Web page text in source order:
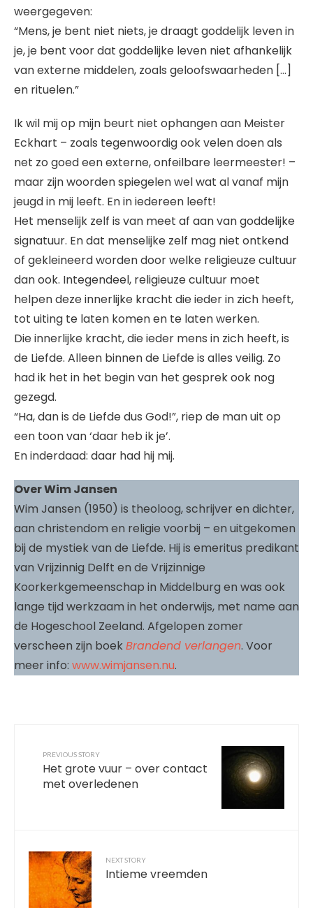
weergegeven:
“Mens, je bent niet niets, je draagt goddelijk leven in
je, je bent voor dat goddelijke leven niet afhankelijk
van externe middelen, zoals geloofswaarheden […]
en rituelen.”
Ik wil mij op mijn beurt niet ophangen aan Meister
Eckhart – zoals tegenwoordig ook velen doen als
net zo goed een externe, onfeilbare leermeester! –
maar zijn woorden spiegelen wel wat al vanaf mijn
jeugd in mij leeft. En in iedereen leeft!
Het menselijk zelf is van meet af aan van goddelijke
signatuur. En dat menselijke zelf mag niet ontkend
of gekleineerd worden door welke religieuze cultuur
dan ook. Integendeel, religieuze cultuur moet
helpen deze innerlijke kracht die ieder in zich heeft,
tot uiting te laten komen en te laten werken.
Die innerlijke kracht, die ieder mens in zich heeft, is
de Liefde. Alleen binnen de Liefde is alles veilig. Zo
had ik het in het begin van het gesprek ook nog
gezegd.
“Ha, dan is de Liefde dus God!”, riep de man uit op
een toon van ‘daar heb ik je’.
En inderdaad: daar had hij mij.
Over Wim Jansen
Wim Jansen (1950) is theoloog, schrijver en dichter,
aan christendom en religie voorbij – en uitgekomen
bij de mystiek van de Liefde. Hij is emeritus predikant
van Vrijzinnig Delft en de Vrijzinnige
Koorkerkgemeenschap in Middelburg en was ook
lange tijd werkzaam in het onderwijs, met name aan
de Hogeschool Zeeland. Afgelopen zomer
verscheen zijn boekBrandend verlangen. Voor
meer info: www.wimjansen.nu.
PREVIOUS STORY
Het grote vuur – over contact
met overledenen
NEXT STORY
Intieme vreemden